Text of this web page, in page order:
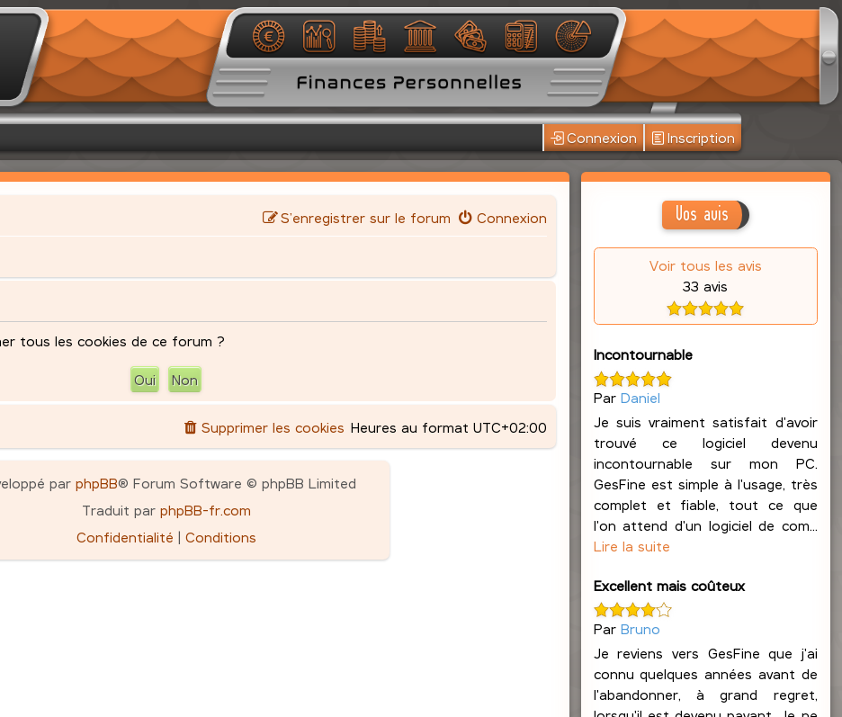
Connexion Inscription
Connexion
S’enregistrer sur le forum
tous les cookies de ce forum ?
Heures au format UTC+02:00
Supprimer les cookies
par phpBB® Forum Software © phpBB Limited
Traduit par phpBB-fr.com
Confidentialité | Conditions
Vos avis
Voir tous les avis
33 avis
Incontournable
Par Daniel
Je suis vraiment satisfait d'avoir
trouvé ce logiciel devenu
incontournable sur mon PC.
GesFine est simple à l'usage, très
complet et fiable, tout ce que
l'on attend d'un logiciel de com...
Lire la suite
Excellent mais coûteux
Par Bruno
Je reviens vers GesFine que j'ai
connu quelques années avant de
l'abandonner, à grand regret,